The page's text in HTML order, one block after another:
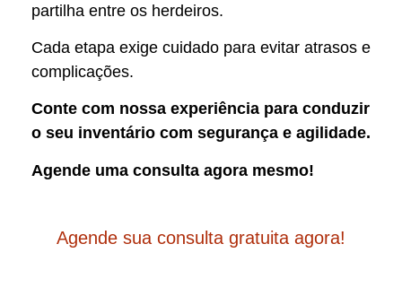
partilha entre os herdeiros.
Cada etapa exige cuidado para evitar atrasos e
complicações.
Conte com nossa experiência para conduzir
o seu inventário com segurança e agilidade.
Agende uma consulta agora mesmo!
Agende sua consulta gratuita agora!